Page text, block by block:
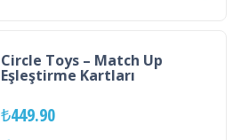
Circle Toys – Match Up
Eşleştirme Kartları
₺449.90